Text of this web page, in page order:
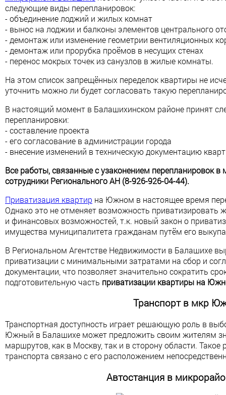
следующие виды перепланировок:
- объединение лоджий и жилых комнат
- вынос на лоджии и балконы элементов центрального
- демонтаж или изменение геометрии вентиляционных
- демонтаж или прорубка проёмов в несущих стенах
- перенос мокрых точек из санузлов в жилые комнаты.
На этом список запрещённых переделок квартиры не
уточнить можно ли будет согласовать такую
В настоящий момент в Балашихинском районе принят
перепланировки:
- составление проекта
- его согласование в администрации города
- внесение изменений в техническую документацию
Все работы, связанные с узаконением перепланировок
сотрудники Регионального АН (8-926-926-04-44).
Приватизация квартир на Южном в настоящее время
Однако это не отменяет возможность
и финансовых возможностей, т.к. новый закон о
имущества муниципалитета гражданам путём его
В Региональном Агентстве Недвижимости в Балашихе
приватизации с минимальными затратами на сбор и
документации, что позволяет значительно сократить
подготовительную часть приватизации квартиры на
Транспорт в мкр
Транспортная доступность играет решающую роль в
Южный в Балашихе может предложить своим жителям
маршрутов, как в Москву, так и в сторону области. Такое
транспорта связано с его расположением
Автостанция в